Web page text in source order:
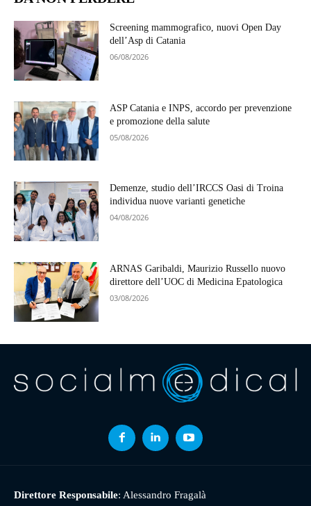
Screening mammografico, nuovi Open Day
dell’Asp di Catania
06/08/2026
ASP Catania e INPS, accordo per prevenzione
e promozione della salute
05/08/2026
Demenze, studio dell’IRCCS Oasi di Troina
individua nuove varianti genetiche
04/08/2026
ARNAS Garibaldi, Maurizio Russello nuovo
direttore dell’UOC di Medicina Epatologica
03/08/2026
Direttore Responsabile: Alessandro Fragalà